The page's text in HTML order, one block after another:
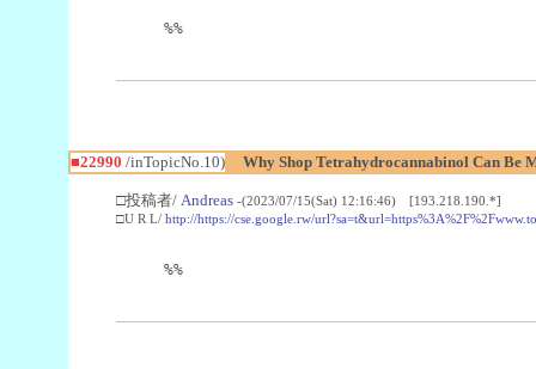
%%
■22990 /inTopicNo.10) Why Shop Tetrahydrocannabinol Can Be
□投稿者/ Andreas -(2023/07/15(Sat) 12:16:46) [193.218.190.*]
□U R L/ http://https://cse.google.rw/
%%